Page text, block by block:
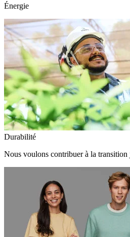
Énergie
Durabilité
Nous voulons contribuer à la transition